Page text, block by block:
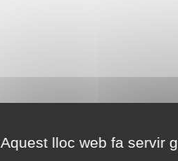
Aquest lloc web fa servir